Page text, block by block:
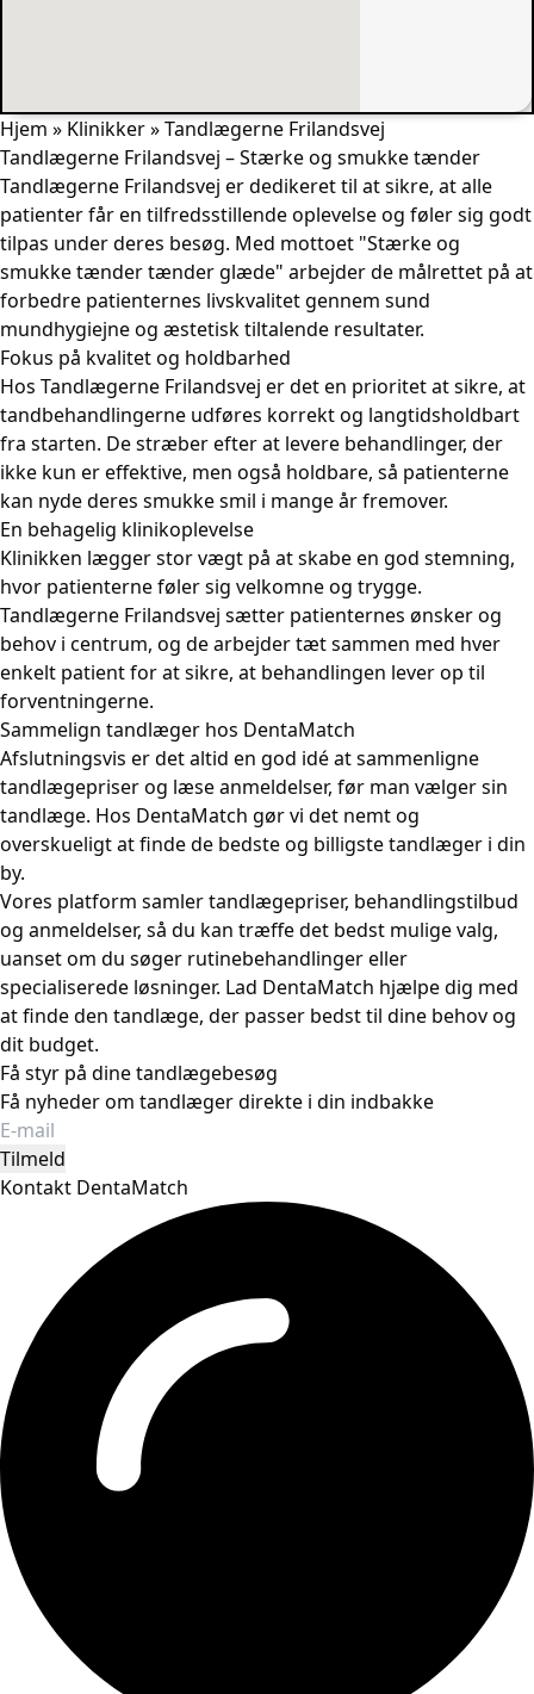
Hjem » Klinikker»Tandlægerne Frilandsvej
Tandlægerne Frilandsvej – Stærke og smukke tænder
Tandlægerne Frilandsvej er dedikeret til at sikre, at alle
patienter får en tilfredsstillende oplevelse og føler sig godt
tilpas under deres besøg. Med mottoet "Stærke og
smukke tænder tænder glæde" arbejder de målrettet på at
forbedre patienternes livskvalitet gennem sund
mundhygiejne og æstetisk tiltalende resultater.
Fokus på kvalitet og holdbarhed
Hos Tandlægerne Frilandsvej er det en prioritet at sikre, at
tandbehandlingerne udføres korrekt og langtidsholdbart
fra starten. De stræber efter at levere behandlinger, der
ikke kun er effektive, men også holdbare, så patienterne
kan nyde deres smukke smil i mange år fremover.
En behagelig klinikoplevelse
Klinikken lægger stor vægt på at skabe en god stemning,
hvor patienterne føler sig velkomne og trygge.
Tandlægerne Frilandsvej sætter patienternes ønsker og
behov i centrum, og de arbejder tæt sammen med hver
enkelt patient for at sikre, at behandlingen lever op til
forventningerne.
Sammelign tandlæger hos DentaMatch
Afslutningsvis er det altid en god idé at sammenligne
tandlægepriser og læse anmeldelser, før man vælger sin
tandlæge. Hos DentaMatch gør vi det nemt og
overskueligt at finde de bedste og billigste tandlæger i din
by.
Vores platform samler tandlægepriser, behandlingstilbud
og anmeldelser, så du kan træffe det bedst mulige valg,
uanset om du søger rutinebehandlinger eller
specialiserede løsninger. Lad DentaMatch hjælpe dig med
at finde den tandlæge, der passer bedst til dine behov og
dit budget.
Få styr på dine tandlægebesøg
Få nyheder om tandlæger direkte i din indbakke
Tilmeld
Kontakt DentaMatch